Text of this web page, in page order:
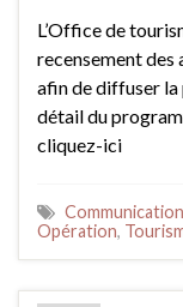
L’Office de
recensement des
afin de diffuser
détail du
cliquez-ici
Communication
Opération,